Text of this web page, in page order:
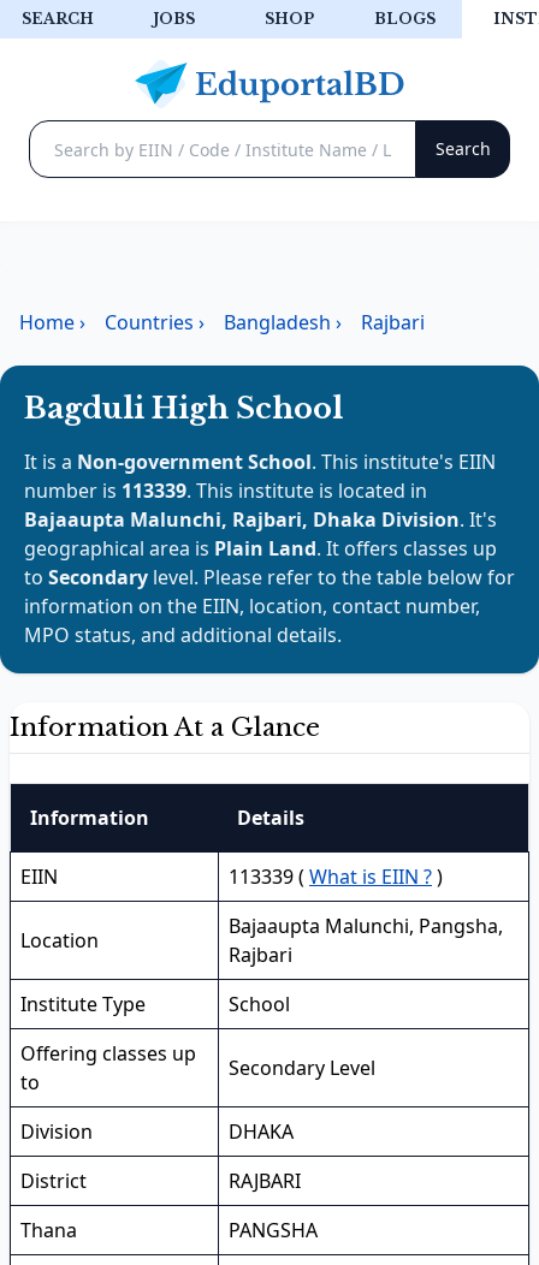
SEARCH JOBS SHOP BLOGS
Home› Countries › Bangladesh › Rajbari
Bagduli High School
It is a Non-government School. This institute's EIIN
number is 113339. This institute is located in
Bajaaupta Malunchi, Rajbari, Dhaka Division. It's
geographical area is Plain Land. It offers classes up
to Secondary level. Please refer to the table below for
information on the EIIN, location, contact number,
MPO status, and additional details.
Information At a Glance
Information Details
EIIN 113339 ( What is EIIN ?)
Location
Bajaaupta Malunchi, Pangsha,
Rajbari
Institute Type
School
Offering classes up
to
Secondary Level
Division
DHAKA
District
RAJBARI
Thana
PANGSHA